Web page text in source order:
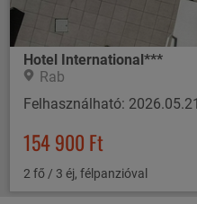
Hotel International***
Rab
Felhasználható:
154 900 Ft
2 fő / 3 éj, félpanzióval